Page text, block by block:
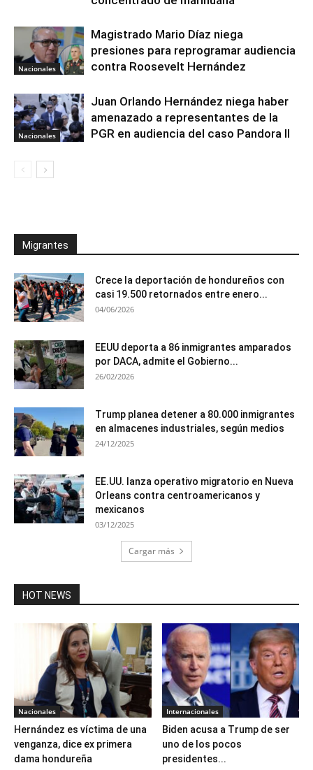
Nacionales
Magistrado Mario Díaz niega
presiones para reprogramar audiencia
contra Roosevelt Hernández
Nacionales
Juan Orlando Hernández niega haber
amenazado a representantes de la
PGR en audiencia del caso Pandora II
Migrantes
Crece la deportación de hondureños con
casi 19.500 retornados entre enero...
04/06/2026
EEUU deporta a 86 inmigrantes amparados
por DACA, admite el Gobierno...
26/02/2026
Trump planea detener a 80.000 inmigrantes
en almacenes industriales, según medios
24/12/2025
EE.UU. lanza operativo migratorio en Nueva
Orleans contra centroamericanos y
mexicanos
03/12/2025
Cargar más
HOT NEWS
Nacionales
Hernández es víctima de una
venganza, dice ex primera
dama hondureña
Internacionales
Biden acusa a Trump de ser
uno de los pocos
presidentes...